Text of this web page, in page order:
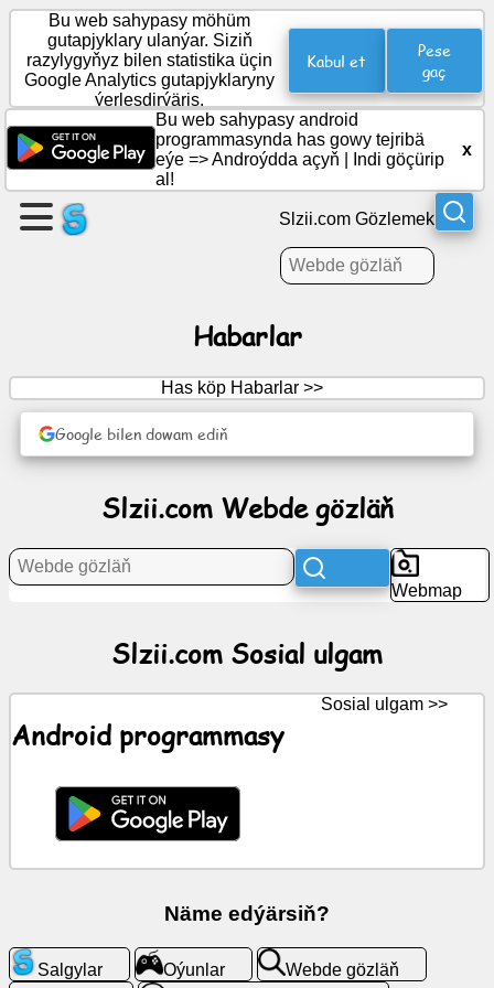
Sahypa
dörediň
Topar
dörediň
Güýmenje
Sosial
Habarlar
Wiki
Aragatnaşyklar
Bu web sahypasy möhüm
gutapjyklary ulanýar. Siziň
razylygyňyz bilen statistika üçin
Google Analytics gutapjyklaryny
ýerleşdirýäris.
Kabul et
Pese
gaç
Bu web sahypasy android
programmasynda has gowy tejribä
eýe =>Androýdda açyň
Indi göçürip
al!
x
Slzii.com Gözlemek
Habarlar
Has köp Habarlar >>
Google bilen dowam ediň
Slzii.com Webde gözläň
Webmap
Slzii.com Sosial ulgam
Android programmasy
Sosial ulgam >>
Näme edýärsiň?
Salgylar Oýunlar
Webde gözläň